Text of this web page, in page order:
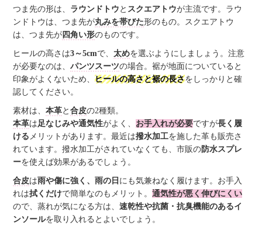
つま先の形は、 ラウンドトウ と スクエアトウが主流です。ラウ
ンドトウは、つま先が丸みを帯びた形のもの。スクエアトウ
は、つま先が 四角い形のものです。
ヒールの高さは3～5cmで、太めを選ぶようにしましょう。注意
が必要なのは、パンツスーツの場合。裾が地面についていると
印象がよくないため、ヒールの高さと裾の長さをしっかりと確
認してください。
素材は、本革と合皮の2種類。
本革は 足なじみや通気性がよく、 お手入れが必要ですが長く履
ける メリットがあります。最近は撥水加工を施した革も販売さ
れています。撥水加工がされていなくても、市販の防水スプレ
ーを使えば効果があるでしょう。
合皮は雨や傷に強く、雨の日 にも気兼ねなく履けます。お手入
れは拭くだけで簡単なのもメリット。通気性が悪く伸びにくい
ので、蒸れが気になる方は、速乾性や抗菌・抗臭機能のあるイ
ンソールを取り入れるとよいでしょう。